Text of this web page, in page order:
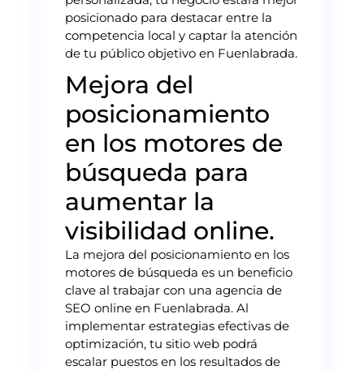
posicionado para destacar entre la
competencia local y captar la atención
de tu público objetivo en Fuenlabrada.
Mejora del
posicionamiento
en los motores de
búsqueda para
aumentar la
visibilidad online.
La mejora del posicionamiento en los
motores de búsqueda es un beneficio
clave al trabajar con una agencia de
SEO online en Fuenlabrada. Al
implementar estrategias efectivas de
optimización, tu sitio web podrá
escalar puestos en los resultados de